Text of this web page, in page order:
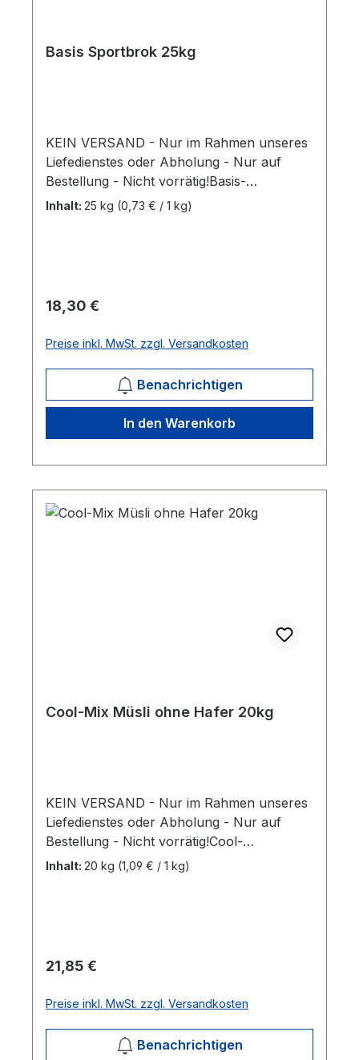
Basis Sportbrok 25kg
KEIN VERSAND - Nur im Rahmen unseres
Liefedienstes oder Abholung - Nur auf
Bestellung - Nicht vorrätig!Basis-
SportbrokAllgemeine Konditionspellets, für
Inhalt: 25 kg (0,73 € / 1 kg)
Regulärer Preis:
18,30 €
Preise inkl. MwSt. zzgl. Versandkosten
Benachrichtigen
In den Warenkorb
Cool-Mix Müsli ohne Hafer 20kg
KEIN VERSAND - Nur im Rahmen unseres
Liefedienstes oder Abholung - Nur auf
Bestellung - Nicht vorrätig!Cool-
MixLeichtverdauliche Müslimischung mit
heating“-Eigenschaft ist es auch perfekt für
geeignet. 20kg/Sack Mehr Informationen
Inhalt: 20 kg (1,09 € / 1 kg)
Regulärer Preis:
21,85 €
Preise inkl. MwSt. zzgl. Versandkosten
Benachrichtigen